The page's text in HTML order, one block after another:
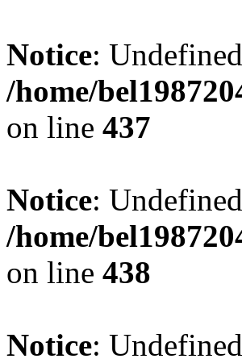
Notice:
/home/
on line 437
Notice:
/home/
on line 438
Notice: